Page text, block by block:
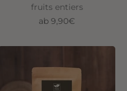
fruits entiers
Angebot
ab 9,90€